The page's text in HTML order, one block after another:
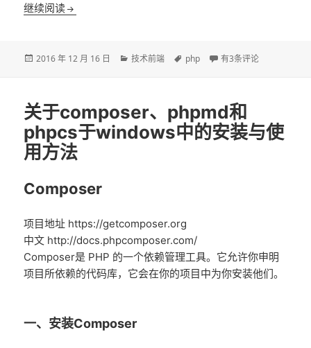
继续阅读PHP字符串如何按指定长度输出？
发
2016 年 12 月 16 日
分
技术前端
标
php PHP字符串如何按指定
有3条评论
关于composer、phpmd和
phpcs于windows中的安装与使
用方法
Composer
项目地址 https://getcomposer.org
中文 http://docs.phpcomposer.com/
Composer是 PHP 的一个依赖管理工具。它允许你申明
项目所依赖的代码库，它会在你的项目中为你安装他们。
一、安装Composer